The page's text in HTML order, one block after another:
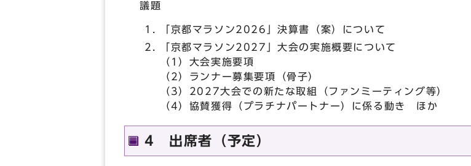
議題
「京都マラソン2026」決算書（案）について
「京都マラソン2027」大会の実施概要について
（1）大会実施要項
（2）ランナー募集要項（骨子）
（3）2027大会での新たな取組（ファンミーティング等）
（4）協賛獲得（プラチナパートナー）に係る動き ほか
4 出席者（予定）